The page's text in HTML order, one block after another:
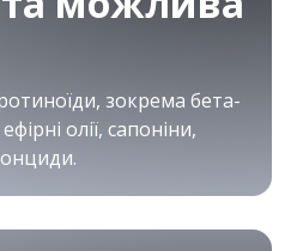
зокрема бета-
олії, сапоніни,